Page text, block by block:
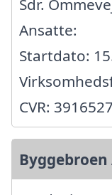
Sdr.
Ansatte:
Startdato:
CVR:
Byggebroen